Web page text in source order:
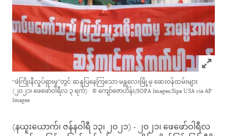
Click
“ဖဲကြိုးနီလှုပ်ရှားမှု”တွင် ဆန္ဒပြနေကြသော မန္တလေးမြို့မှ ဆေးဝန်ထမ်းများ
(၂၀၂၁၊ ဖေဖော်ဝါရီလ ၃ ရက်)
© ကျော်ဇောဟိန်း/SOPA Images/Sipa USA via AP
Images
(နယူးယောက်၊ ဇန်နဝါရီ ၁၃၊ ၂၀၂၁) - ၂၀၂၁၊ ဖေဖော်ဝါရီလ